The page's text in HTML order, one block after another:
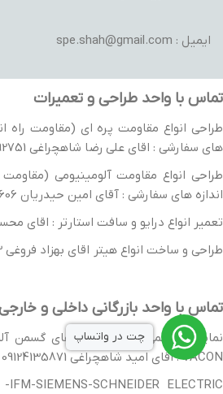
ایمیل : spe.shah@gmail.com
تماس با واحد طراحی و تعمیرات
طراحی انواع مقاومت پره ای (مقاومت راه
های سفارشی : اقای علی رضا شاهچراغی 09131092751
طراحی انواع مقاومت آلومینیومی (مقاومت
اندازه های سفارشی : آقای امین حیدریان 9130398606
تعمیر انواع درایو و سافت استارتر : اقای محسن شهبازی
طراحی و ساخت انواع هیتر اقای بهزاد فروغی 09139144983
تماس با واحد بازرگانی داخلی و
نمایندگی رسمی جوی استیک های گسمن
VACON : اقای امید شاهچراغی 09124135871
چت در واتساپ